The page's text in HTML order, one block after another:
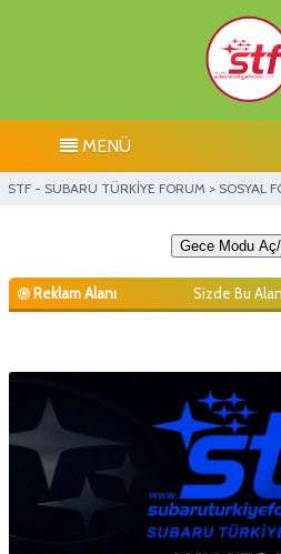
MENÜ
STF - SUBARU TÜRKİYE FORUM > SOSYAL
Gece Modu
Reklam Alanı Sizde Bu